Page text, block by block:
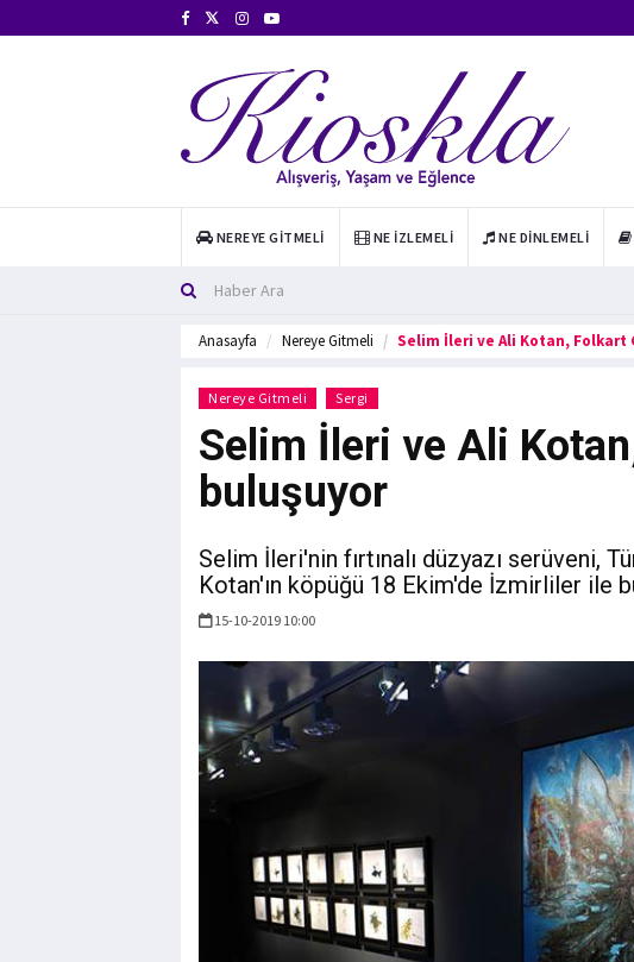
NEREYE GITMELI NE İZLEMELI NE DINLEMELI
Anasayfa Nereye Gitmeli Selim İleri ve Ali Kotan, Folkart
Nereye Gitmeli Sergi
Selim İleri ve Ali
buluşuyor
Selim İleri'nin fırtınalı düzyazı serüveni,
Kotan'ın köpüğü 18 Ekim'de İzmirliler ile
15-10-2019 10:00